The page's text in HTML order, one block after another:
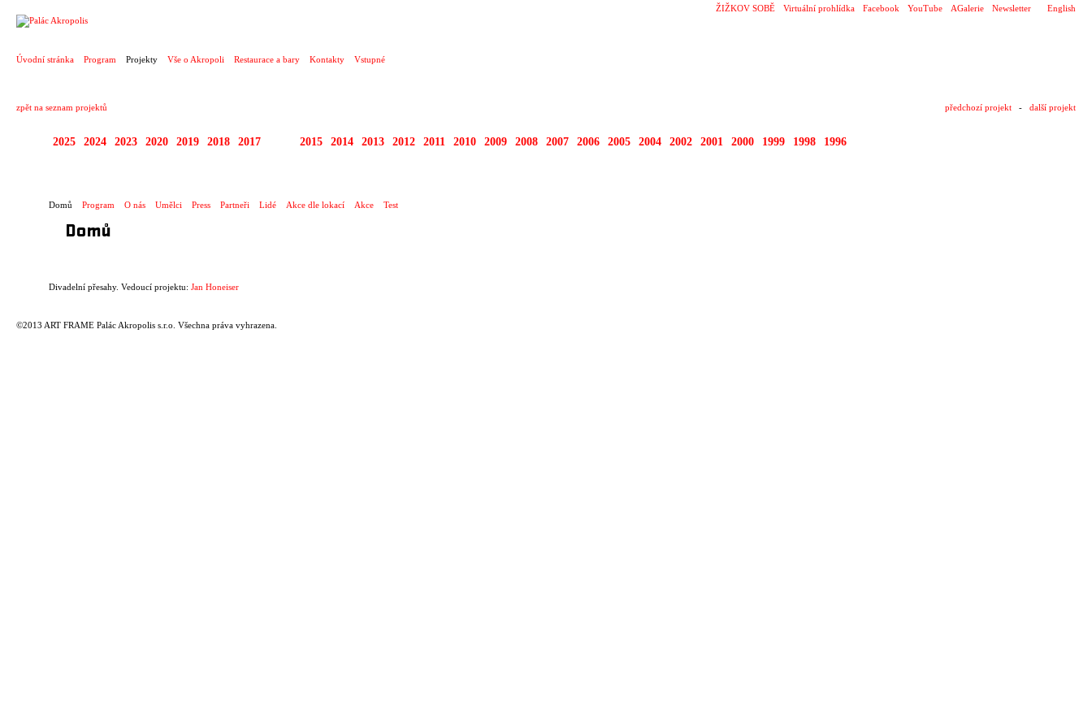
English
ŽIŽKOV SOBĚ Virtuální prohlídka Facebook YouTube AGalerie Newsletter
Úvodní stránka Program Projekty Vše o Akropoli Restaurace a bary Kontakty Vstupné
zpět na seznam projektů předchozí projekt - další projekt
2025 2024 2023 2020 2019 2018 2017 2015 2014 2013 2012 2011 2010 2009 2008 2007 2006 2005 2004 2002 2001 2000 1999 1998 1996
Domů Program O nás Umělci Press Partneři Lidé Akce dle lokací Akce Test
Domů
Divadelní přesahy. Vedoucí projektu: Jan Honeiser
©2013 ART FRAME Palác Akropolis s.r.o. Všechna práva vyhrazena.